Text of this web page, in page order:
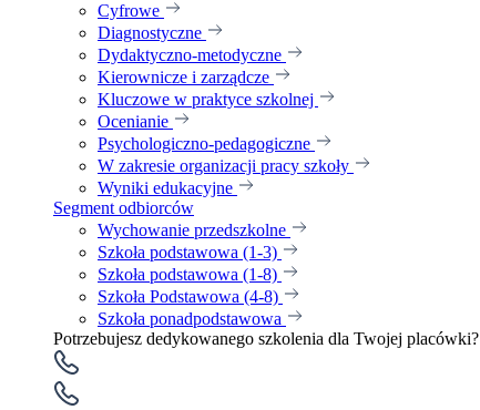
Cyfrowe
Diagnostyczne
Dydaktyczno-metodyczne
Kierownicze i zarządcze
Kluczowe w praktyce szkolnej
Ocenianie
Psychologiczno-pedagogiczne
W zakresie organizacji pracy szkoły
Wyniki edukacyjne
Segment odbiorców
Wychowanie przedszkolne
Szkoła podstawowa (1-3)
Szkoła podstawowa (1-8)
Szkoła Podstawowa (4-8)
Szkoła ponadpodstawowa
Potrzebujesz dedykowanego szkolenia dla Twojej placówki?